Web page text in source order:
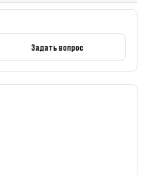
Задать вопрос